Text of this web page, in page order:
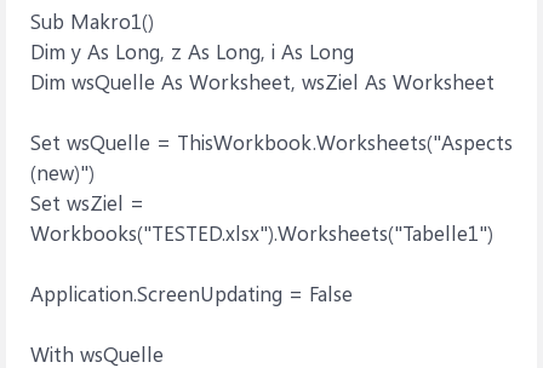
Sub Makro1()
Dim y As Long, z As Long, i As Long
Dim wsQuelle As Worksheet, wsZiel As Worksheet
Set wsQuelle = ThisWorkbook.Worksheets("Aspects
(new)")
Set wsZiel =
Workbooks("TESTED.xlsx").Worksheets("Tabelle1")
Application.ScreenUpdating = False
With wsQuelle